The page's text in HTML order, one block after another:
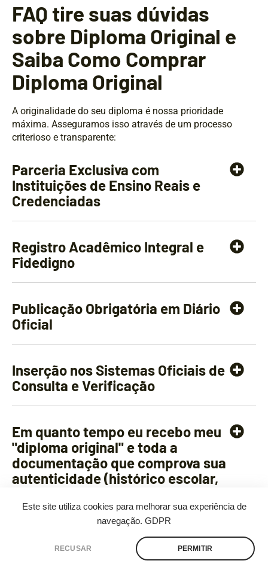
Este site utiliza cookies para melhorar sua experiência de
navegação. GDPR
RECUSAR PERMITIR
FAQ tire suas dúvidas
sobre Diploma Original e
Saiba Como Comprar
Diploma Original
A originalidade do seu diploma é nossa prioridade
máxima. Asseguramos isso através de um processo
criterioso e transparente:
Parceria Exclusiva com
Instituições de Ensino Reais e
Credenciadas
Registro Acadêmico Integral e
Fidedigno
Publicação Obrigatória em Diário
Oficial
Inserção nos Sistemas Oficiais de
Consulta e Verificação
Em quanto tempo eu recebo meu
"diploma original" e toda a
documentação que comprova sua
autenticidade (histórico escolar,
O investimento em um "diploma
original" é uma garantia de que não
Fale conosco